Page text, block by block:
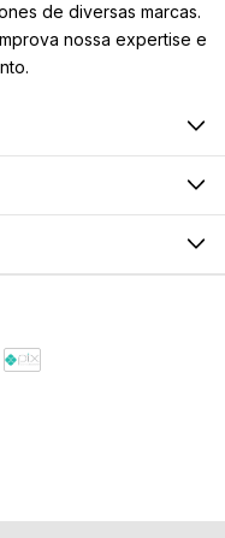
de diversas marcas.
nossa expertise e